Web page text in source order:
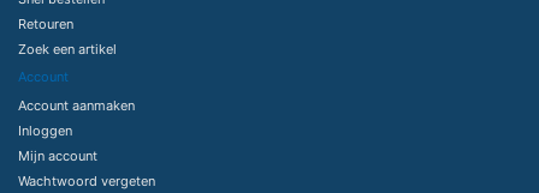
Retouren
Zoek een artikel
Account
Account aanmaken
Inloggen
Mijn account
Wachtwoord vergeten